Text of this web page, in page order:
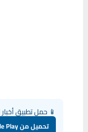
📱 حمل تطبيق
تحميل من Google Play